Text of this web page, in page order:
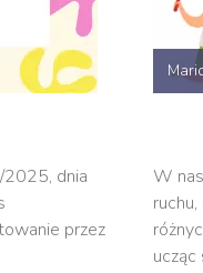
dnia
przez
W
ucząc